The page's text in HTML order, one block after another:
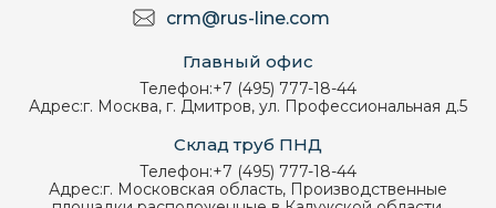
crm@rus-line.com
Главный офис
Телефон:+7 (495) 777-18-44
Адрес:г. Москва, г. Дмитров, ул. Профессиональная д.5
Склад труб ПНД
Телефон:+7 (495) 777-18-44
Адрес:г. Московская область, Производственные